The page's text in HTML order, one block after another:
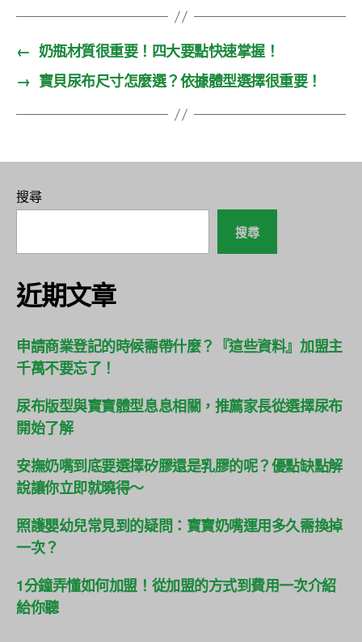
← 奶瓶材質很重要！四大要點快速掌握！
→ 寶貝尿布尺寸怎麼選？依據體型選擇很重要！
搜尋
搜尋
近期文章
申請商業登記的時候需帶什麼？『這些資料』加盟主
千萬不要忘了！
尿布版型與寶寶體型息息相關，推薦家長從選擇尿布
開始了解
安撫奶嘴到底要選擇矽膠還是乳膠的呢？優點缺點解
說讓你立即就曉得～
照護嬰幼兒常見到的疑問：寶寶奶嘴運用多久需換掉
一次？
1分鐘弄懂如何加盟！從加盟的方式到費用一次介紹
給你聽